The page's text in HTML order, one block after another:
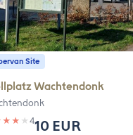
Site
Wachtendonk
★ ★ ★ 410 EUR